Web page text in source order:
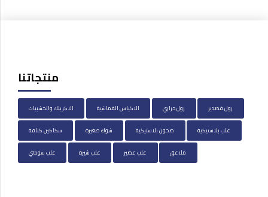
منتجاتنا
الاكريلك والخشبيات الاكياس القماشية رول حراري رول قصدير
سكاكين كنافة شوك صغيرة صحون بلاستيكية علب بلاستيكية
علب سوشي علب شيرة علب عصير ملاعق